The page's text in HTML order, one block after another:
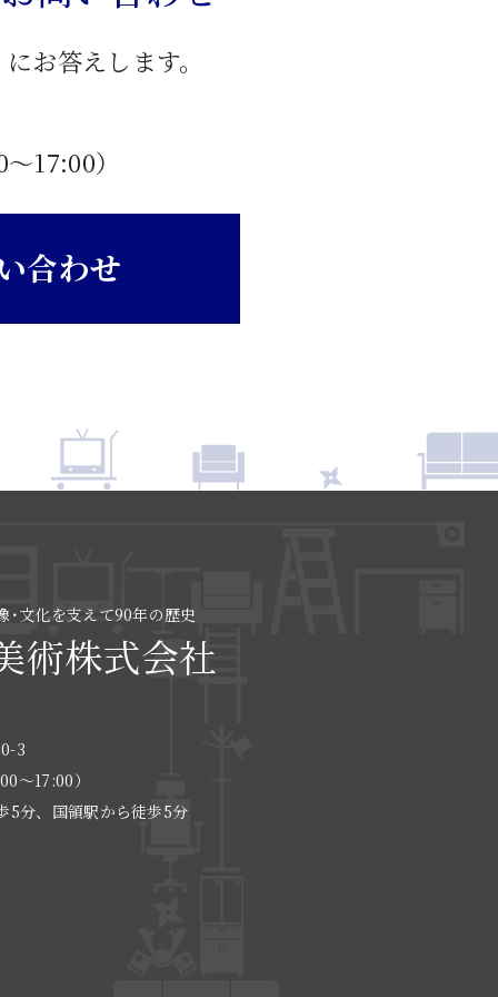
お答えします。
〜17:00）
合わせ
･文化を支えて90年の歴史
術株式会社
3
〜17:00）
分、国領駅から徒歩5分